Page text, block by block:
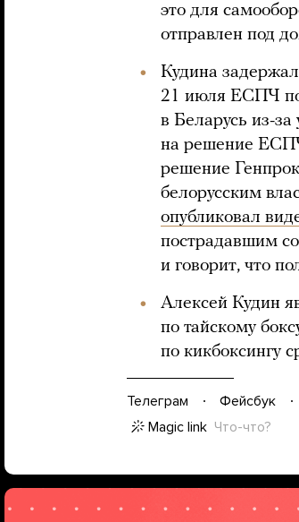
это для
отправлен под
Кудина
21 июля ЕСПЧ
в Беларусь из-
на решение
решение
белорусским
опубликовал
пострадавшим
и говорит, что
Алексей Кудин
по тайскому
по кикбоксингу
Телеграм Фейсбук
Magic link Что-что?